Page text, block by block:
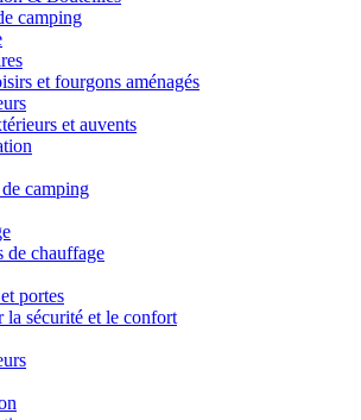
camping
et fourgons aménagés
et auvents
camping
de chauffage
portes
la sécurité et le confort